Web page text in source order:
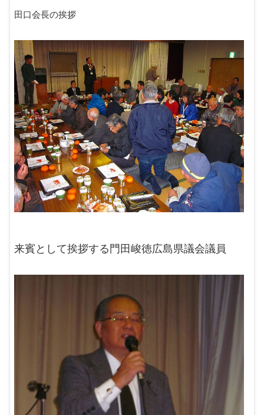
田口会長の挨拶
来賓として挨拶する門田峻徳広島県議会議員